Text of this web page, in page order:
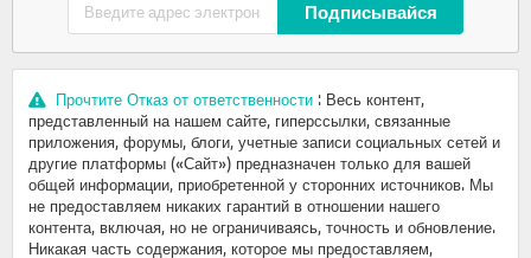
Подписывайся
Прочтите Отказ от ответственности : Весь контент,
представленный на нашем сайте, гиперссылки, связанные
приложения, форумы, блоги, учетные записи социальных сетей и
другие платформы («Сайт») предназначен только для вашей
общей информации, приобретенной у сторонних источников. Мы
не предоставляем никаких гарантий в отношении нашего
контента, включая, но не ограничиваясь, точность и обновление.
Никакая часть содержания, которое мы предоставляем,